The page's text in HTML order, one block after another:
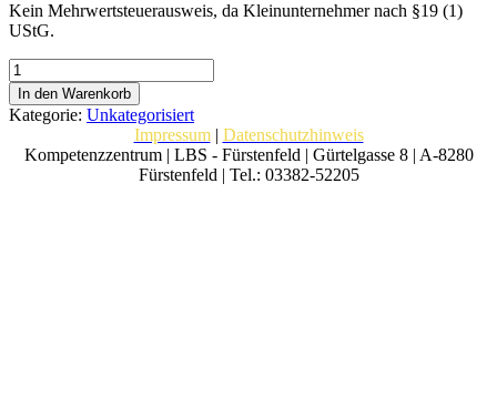
Kein Mehrwertsteuerausweis, da Kleinunternehmer nach §19 (1)
UStG.
Schnupperdrechseln
am
04.12.2025
#3998
Menge
In den Warenkorb
Kategorie: Unkategorisiert
Impressum| Datenschutzhinweis
Kompetenzzentrum | LBS - Fürstenfeld | Gürtelgasse 8 | A-8280
Fürstenfeld | Tel.: 03382-52205